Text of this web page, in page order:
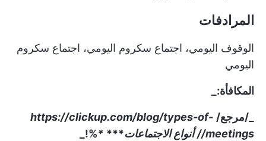
المرادفات
الوقوف اليومي، اجتماع سكروم اليومي، اجتماع سكروم
اليومي
المكافأة:_
_/مرجع/ https://clickup.com/blog/types-of-
meetings//
أنواع الاجتماعات***
*
%
!